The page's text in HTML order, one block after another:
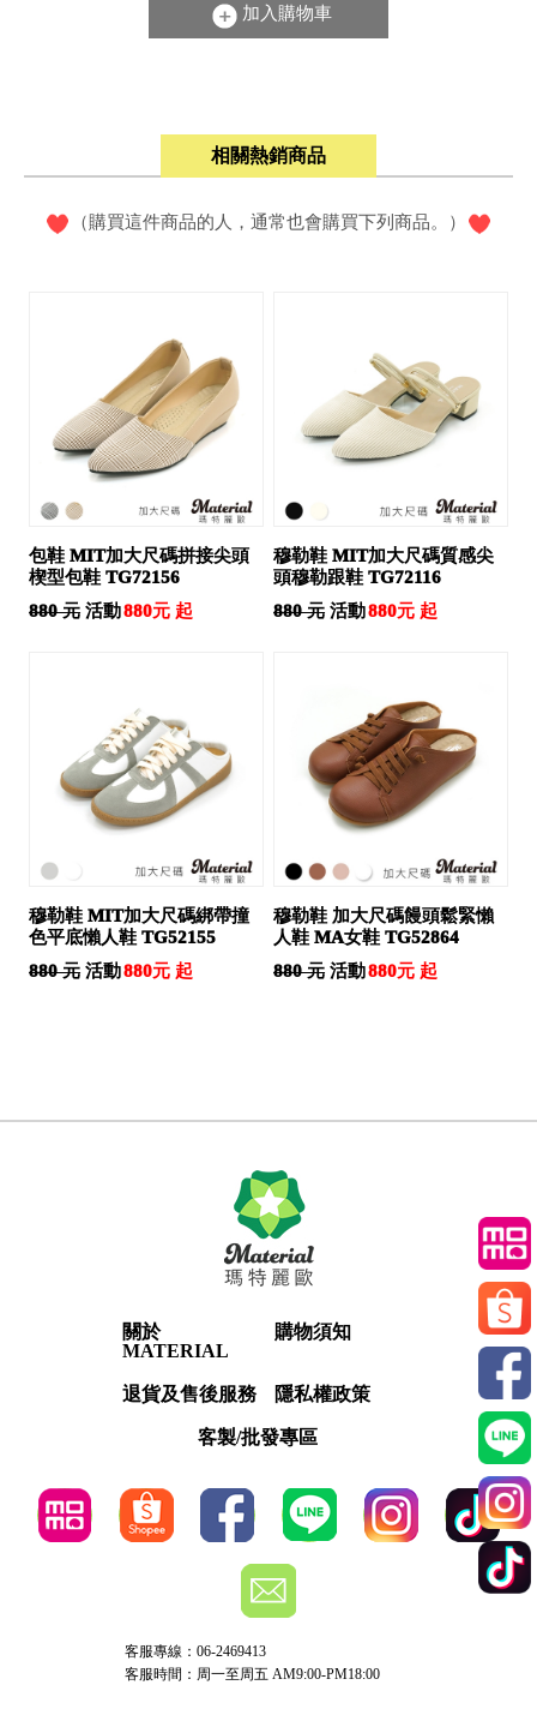
加入購物車
相關熱銷商品
（購買這件商品的人，通常也會購買下列商品。）
包鞋 MIT加大尺碼拼接尖頭
楔型包鞋 TG72156
880 元 活動880元 起
穆勒鞋 MIT加大尺碼質感尖
頭穆勒跟鞋 TG72116
880 元 活動880元 起
穆勒鞋 MIT加大尺碼綁帶撞
色平底懶人鞋 TG52155
880 元 活動880元 起
穆勒鞋 加大尺碼饅頭鬆緊懶
人鞋 MA女鞋 TG52864
880 元 活動880元 起
關於
MATERIAL
購物須知
退貨及售後服務 隱私權政策
客製/批發專區
客服專線：06-2469413
客服時間：周一至周五 AM9:00-PM18:00